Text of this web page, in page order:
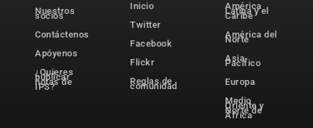
Nuestros
socios
Contáctenos
Apóyenos
¿Quieres
publicar
notas de
IPS?
Inicio
Twitter
Facebook
Flickr
Reglas de
comunidad
América
Latina y el
Caribe
América del
Norte
Asia-
Pacífico
Europa
Medio
Oriente y
Norte de
África